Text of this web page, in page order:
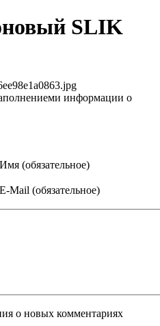
SLIK
информации о
Имя (обязательное)
E-Mail (обязательное)
о новых комментариях